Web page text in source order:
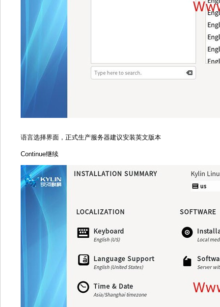
语言选择界面，正式生产服务器建议安装英文版本
Continue继续